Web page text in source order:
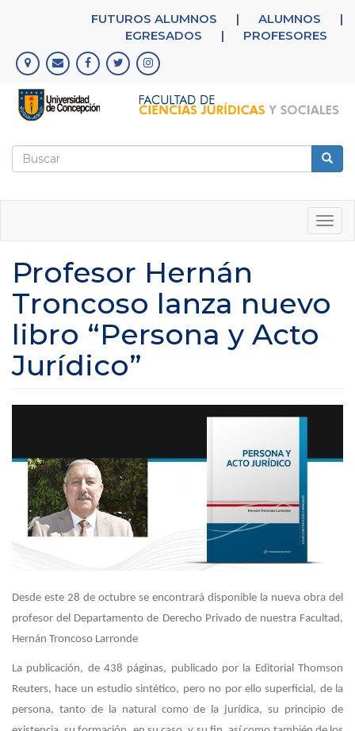
principal
FUTUROS ALUMNOS | ALUMNOS
|
EGRESADOS
| PROFESORES
Formulario
Profesor Hernán
Troncoso lanza nuevo
libro “Persona y Acto
Jurídico”
Desde este 28 de octubre se encontrará disponible la nueva obra del
profesor del Departamento de Derecho Privado de nuestra Facultad,
Hernán Troncoso Larronde
La publicación, de 438 páginas, publicado por la Editorial Thomson
Reuters, hace un estudio sintético, pero no por ello superficial, de la
persona, tanto de la natural como de la jurídica, su principio de